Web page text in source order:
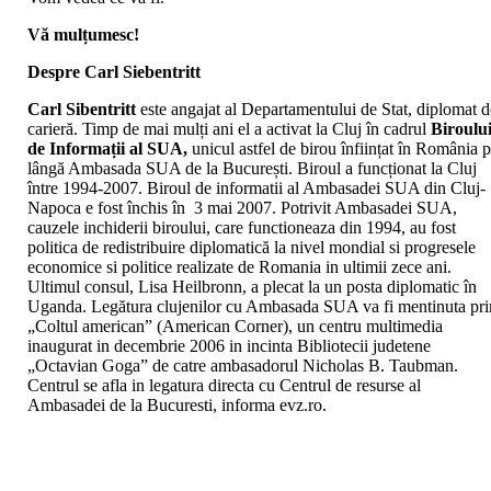
Vă mulțumesc!
Despre Carl Siebentritt
Carl Sibentritt este angajat al Departamentului de Stat, diplomat
carieră. Timp de mai mulți ani el a activat la Cluj în cadrul
de Informații al SUA, unicul astfel de birou înființat în România
lângă Ambasada SUA de la București. Biroul a funcționat la Cluj
între 1994-2007. Biroul de informatii al Ambasadei SUA din Cluj-
Napoca e fost închis în 3 mai 2007. Potrivit Ambasadei SUA,
cauzele inchiderii biroului, care functioneaza din 1994, au fost
politica de redistribuire diplomatică la nivel mondial si progresele
economice si politice realizate de Romania in ultimii zece ani.
Ultimul consul, Lisa Heilbronn, a plecat la un posta diplomatic în
Uganda. Legătura clujenilor cu Ambasada SUA va fi mentinuta
„Coltul american” (American Corner), un centru multimedia
inaugurat in decembrie 2006 in incinta Bibliotecii judetene
„Octavian Goga” de catre ambasadorul Nicholas B. Taubman.
Centrul se afla in legatura directa cu Centrul de resurse al
Ambasadei de la Bucuresti, informa evz.ro.